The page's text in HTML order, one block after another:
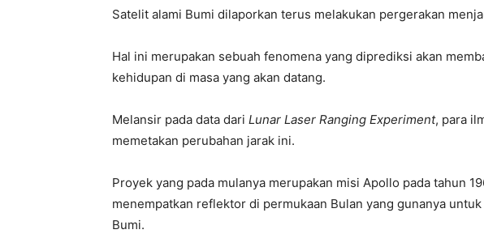
Satelit alami Bumi dilaporkan terus melakukan pergerakan
Hal ini merupakan sebuah fenomena yang diprediksi akan
kehidupan di masa yang akan datang.
Melansir pada data dari Lunar Laser Ranging Experiment, para
memetakan perubahan jarak ini.
Proyek yang pada mulanya merupakan misi Apollo pada tahun
menempatkan reflektor di permukaan Bulan yang gunanya
Bumi.